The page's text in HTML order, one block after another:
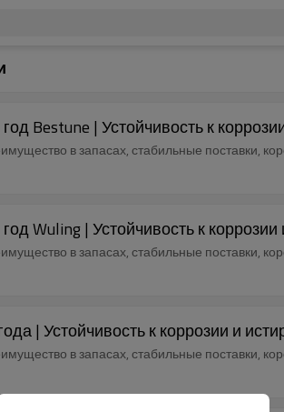
Bestune | Устойчивость к
в запасах, стабильные поставки,
Wuling | Устойчивость к
в запасах, стабильные поставки,
| Устойчивость к коррозии и
в запасах, стабильные поставки,